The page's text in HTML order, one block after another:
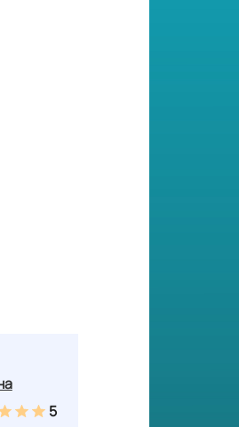
5